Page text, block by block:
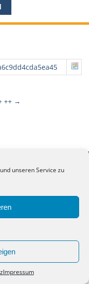
unseren Service zu
Impressum
++ →